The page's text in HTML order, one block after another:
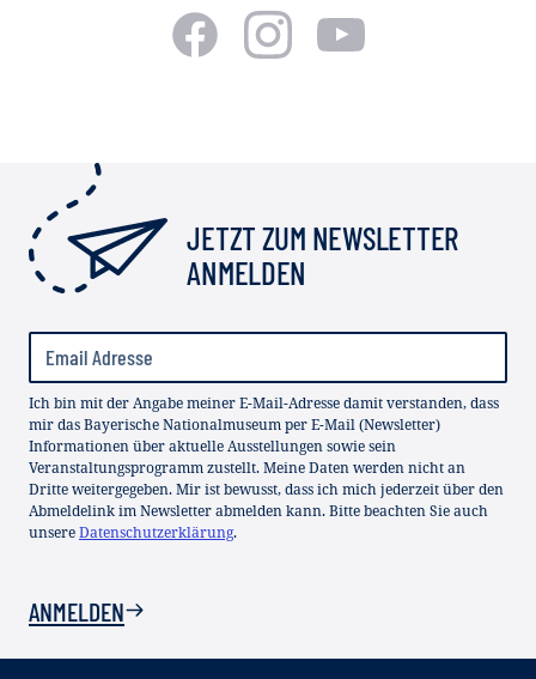
JETZT ZUM NEWSLETTER
ANMELDEN
Ich bin mit der Angabe meiner E-Mail-Adresse damit verstanden, dass
mir das Bayerische Nationalmuseum per E-Mail (Newsletter)
Informationen über aktuelle Ausstellungen sowie sein
Veranstaltungsprogramm zustellt. Meine Daten werden nicht an
Dritte weitergegeben. Mir ist bewusst, dass ich mich jederzeit über den
Abmeldelink im Newsletter abmelden kann. Bitte beachten Sie auch
unsereDatenschutzerklärung.
ANMELDEN